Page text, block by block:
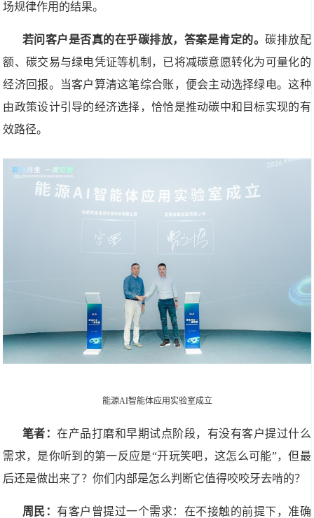
场规律作用的结果。
若问客户是否真的在乎碳排放，答案是肯定的。碳排放配
额、碳交易与绿电凭证等机制，已将减碳意愿转化为可量化的
经济回报。当客户算清这笔综合账，便会主动选择绿电。这种
由政策设计引导的经济选择，恰恰是推动碳中和目标实现的有
效路径。
能源AI智能体应用实验室成立
笔者：在产品打磨和早期试点阶段，有没有客户提过什么
需求，是你听到的第一反应是“开玩笑吧，这怎么可能”，但最
后还是做出来了？你们内部是怎么判断它值得咬咬牙去啃的？
周民：有客户曾提过一个需求：在不接触的前提下，准确